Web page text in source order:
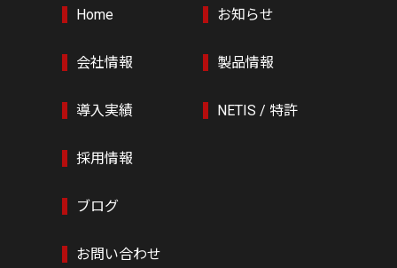
Home お知らせ
会社情報 製品情報
導入実績 NETIS / 特許
採用情報
ブログ
お問い合わせ